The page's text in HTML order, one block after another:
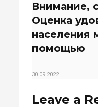
Внимание,
Оценка
населения
помощью
30.09.2022
Leave a